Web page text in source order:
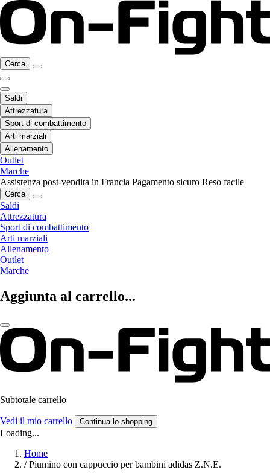
Cerca
Saldi
Attrezzatura
Sport di combattimento
Arti marziali
Allenamento
Outlet
Marche
Assistenza post-vendita in Francia Pagamento sicuro Reso facile
Cerca
Saldi
Attrezzatura
Sport di combattimento
Arti marziali
Allenamento
Outlet
Marche
Aggiunta al carrello...
Subtotale carrello
Vedi il mio carrello Continua lo shopping
Loading...
Home
/ Piumino con cappuccio per bambini adidas Z.N.E.